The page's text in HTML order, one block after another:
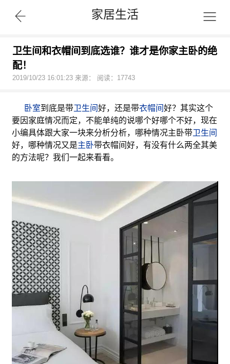
家居生活
卫生间和衣帽间到底选谁？谁才是你家主卧的绝
配！
2019/10/23 16:01:23 来源： 阅读：17743
卧室到底是带卫生间好，还是带衣帽间好？其实这个
要因家庭情况而定，不能单纯的说哪个好哪个不好，现在
小编具体跟大家一块来分析分析，哪种情况主卧带卫生间
好，哪种情况又是主卧带衣帽间好，有没有什么两全其美
的方法呢？我们一起来看看。